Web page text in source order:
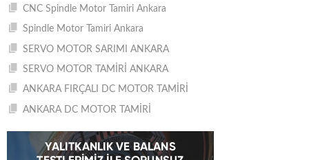
CNC Spindle Motor Tamiri Ankara
Spindle Motor Tamiri Ankara
SERVO MOTOR SARIMI ANKARA
SERVO MOTOR TAMİRİ ANKARA
ANKARA FIRÇALI DC MOTOR TAMİRİ
ANKARA DC MOTOR TAMİRİ